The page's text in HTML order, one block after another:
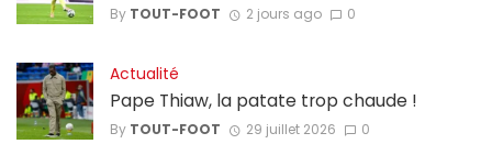
By TOUT-FOOT 2 jours ago 0
Actualité
Pape Thiaw, la patate trop chaude !
By TOUT-FOOT 29 juillet 2026 0